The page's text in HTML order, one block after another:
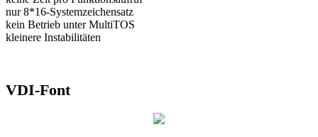
nur 8*16-Systemzeichensatz
kein Betrieb unter MultiTOS
kleinere Instabilitäten
VDI-Font